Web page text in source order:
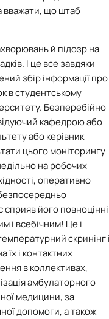
вважати, що штаб
й підозр на
І це все завдяки
збір інформації про
в студентському
Безперебійно
кафедрою або
або керівник
цього моніторингу
на робочих
оперативно
сприяв його
і всебічним! Це і
скринінг
їх і контактних
в коллективах,
амбулаторного
медицини, за
допомоги, а також